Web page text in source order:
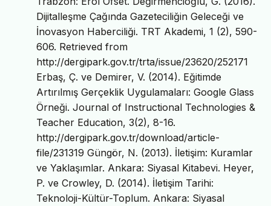
Dijitalleşme Çağında Gazeteciliğin Geleceği ve
İnovasyon Haberciliği. TRT Akademi, 1 (2), 590-
606. Retrieved from
http://dergipark.gov.tr/trta/issue/23620/252171
Erbaş, Ç. ve Demirer, V. (2014). Eğitimde
Artırılmış Gerçeklik Uygulamaları: Google Glass
Örneği. Journal of Instructional Technologies &
Teacher Education, 3(2), 8-16.
http://dergipark.gov.tr/download/article-
file/231319 Güngör, N. (2013). İletişim: Kuramlar
ve Yaklaşımlar. Ankara: Siyasal Kitabevi. Heyer,
P. ve Crowley, D. (2014). İletişim Tarihi:
Teknoloji-Kültür-Toplum. Ankara: Siyasal